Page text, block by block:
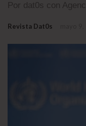
Por dat0s con
Revista Dat0s